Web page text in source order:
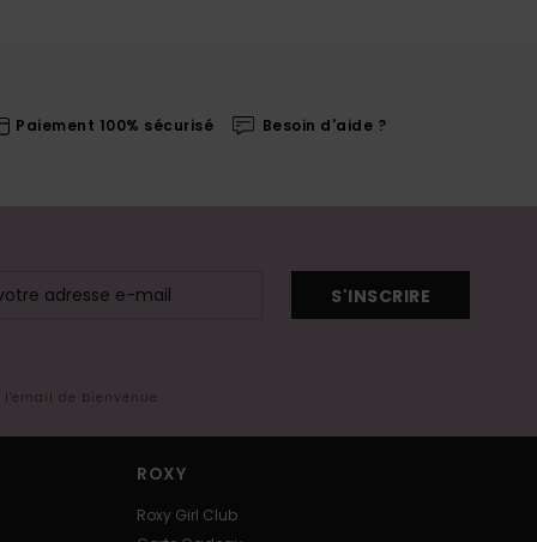
Paiement 100% sécurisé Besoin d'aide ?
S'INSCRIRE
de bienvenue
ROXY
Roxy Girl Club